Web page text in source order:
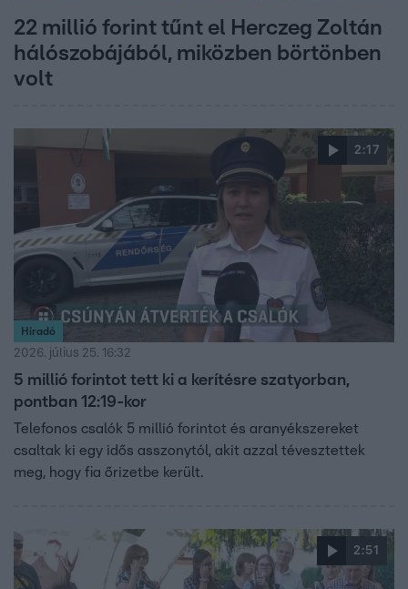
22 millió forint tűnt el Herczeg Zoltán
hálószobájából, miközben börtönben
volt
2:17
Híradó
2026. július 25. 16:32
5 millió forintot tett ki a kerítésre szatyorban,
pontban 12:19-kor
Telefonos csalók 5 millió forintot és aranyékszereket
csaltak ki egy idős asszonytól, akit azzal tévesztettek
meg, hogy fia őrizetbe került.
2:51